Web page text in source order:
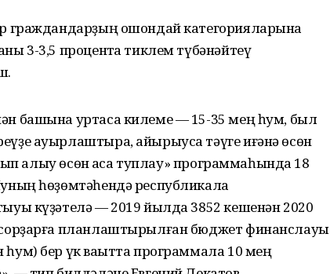
граждандарҙың ошондай категорияларына
3-3,5 процентҡа тиклем түбәнәйтеү
башына уртаса килеме — 15-35 мең һум, был
ауырлаштыра, айырыуса тәүге иғәнә өсөн
алыу өсөн аҡса туплау» программаһында 18
һөҙөмтәһендә республикала
күҙәтелә — 2019 йылда 3852 кешенән 2020
планлаштырылған бюджет финанслауы
бер үк ваҡытта программала 10 мең